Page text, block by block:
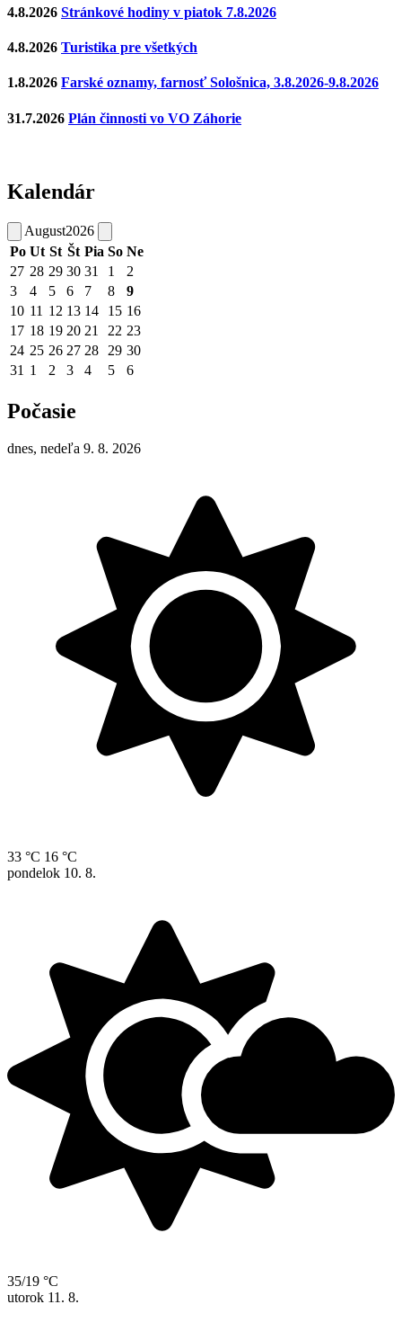
4.8.2026 Stránkové hodiny v piatok 7.8.2026
4.8.2026 Turistika pre všetkých
1.8.2026 Farské oznamy, farnosť Sološnica, 3.8.2026-9.8.2026
31.7.2026 Plán činnosti vo VO Záhorie
Kalendár
August2026
Po Ut St Št Pia So Ne
27 28 29 30 31 1
2
3
4 5 6 7 8
9
10 11 12 13 14 15 16
17 18 19 20 21 22 23
24 25 26 27 28 29 30
31 1 2 3 4 5 6
Počasie
dnes, nedeľa 9. 8. 2026
33 °C 16 °C
pondelok 10. 8.
35/19 °C
utorok 11. 8.